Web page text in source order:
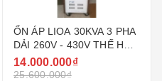
ỔN ÁP LIOA 30KVA 3 PHA
DẢI 260V - 430V THẾ HỆ
1, ĐỒNG HỒ CƠ, SƠN
MẦU NÂU
14.000.000₫
25.600.000₫